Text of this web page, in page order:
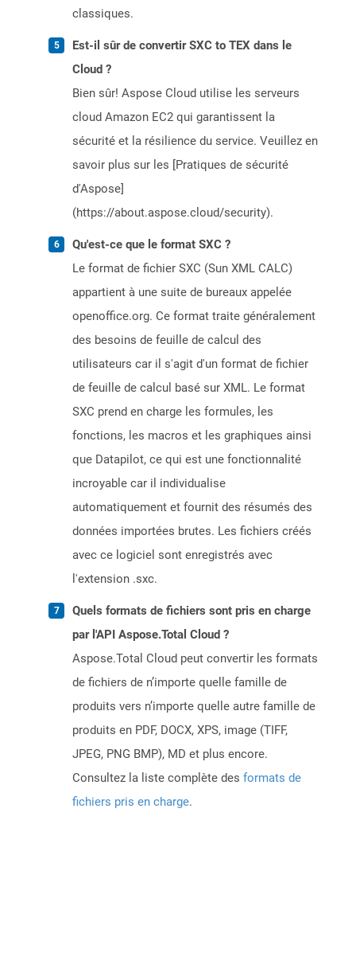
classiques.
Est-il sûr de convertir SXC to TEX dans le
Cloud ?
Bien sûr! Aspose Cloud utilise les serveurs
cloud Amazon EC2 qui garantissent la
sécurité et la résilience du service. Veuillez en
savoir plus sur les [Pratiques de sécurité
d'Aspose]
(https://about.aspose.cloud/security).
Qu'est-ce que le format SXC ?
Le format de fichier SXC (Sun XML CALC)
appartient à une suite de bureaux appelée
openoffice.org. Ce format traite généralement
des besoins de feuille de calcul des
utilisateurs car il s'agit d'un format de fichier
de feuille de calcul basé sur XML. Le format
SXC prend en charge les formules, les
fonctions, les macros et les graphiques ainsi
que Datapilot, ce qui est une fonctionnalité
incroyable car il individualise
automatiquement et fournit des résumés des
données importées brutes. Les fichiers créés
avec ce logiciel sont enregistrés avec
l'extension .sxc.
Quels formats de fichiers sont pris en charge
par l'API Aspose.Total Cloud ?
Aspose.Total Cloud peut convertir les formats
de fichiers de n’importe quelle famille de
produits vers n’importe quelle autre famille de
produits en PDF, DOCX, XPS, image (TIFF,
JPEG, PNG BMP), MD et plus encore.
Consultez la liste complète des formats de
fichiers pris en charge.